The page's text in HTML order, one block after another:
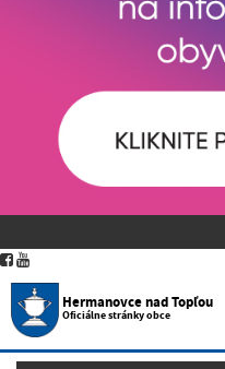
Hermanovce nad Topľou
Oficiálne stránky obce